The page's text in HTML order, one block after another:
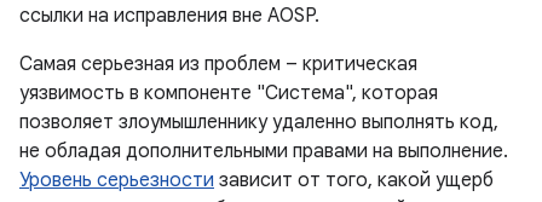
ссылки на исправления вне AOSP.
Самая серьезная из проблем – критическая
уязвимость в компоненте "Система", которая
позволяет злоумышленнику удаленно выполнять код,
не обладая дополнительными правами на выполнение.
Уровень серьезности зависит от того, какой ущерб